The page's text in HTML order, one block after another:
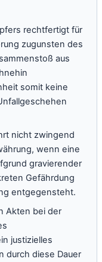
rechtfertigt für
zugunsten des
aus
somit keine
nicht zwingend
wenn eine
gravierender
Gefährdung
entgegensteht.
Akten bei der
justizielles
durch diese Dauer